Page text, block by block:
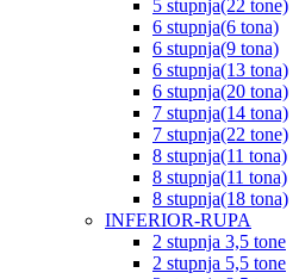
5 stupnja(22 tone)
6 stupnja(6 tona)
6 stupnja(9 tona)
6 stupnja(13 tona)
6 stupnja(20 tona)
7 stupnja(14 tona)
7 stupnja(22 tone)
8 stupnja(11 tona)
8 stupnja(11 tona)
8 stupnja(18 tona)
INFERIOR-RUPA
2 stupnja 3,5 tone
2 stupnja 5,5 tone